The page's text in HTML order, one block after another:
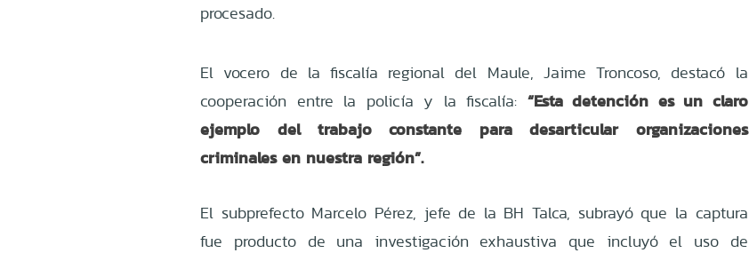
procesado.
El vocero de la fiscalía regional del Maule, Jaime Troncoso, destacó la
cooperación entre la policía y la fiscalía: “Esta detención es un claro
ejemplo del trabajo constante para desarticular organizaciones
criminales en nuestra región”.
El subprefecto Marcelo Pérez, jefe de la BH Talca, subrayó que la captura
fue producto de una investigación exhaustiva que incluyó el uso de